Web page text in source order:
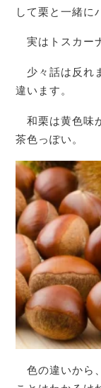
して栗と一緒に
実はトスカー
少々話は反れ
違います。
和栗は黄色味
茶色っぽい。
色の違いから